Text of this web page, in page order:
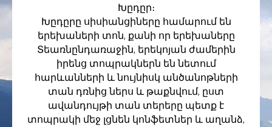
Խըդըր։
Խըդըրը սիսիանցիները համարում են
երեխաների տոն, քանի որ երեխաները
Տեառնընդառաջին, երեկոյան ժամերին
իրենց տոպրակներն են նետում
հարևանների և նույնիսկ անծանոթների
տան դռնից ներս և թաքնվում, ըստ
ավանդույթի տան տերերը պետք է
տոպրակի մեջ լցնեն կոնֆետներ և աղանձ,